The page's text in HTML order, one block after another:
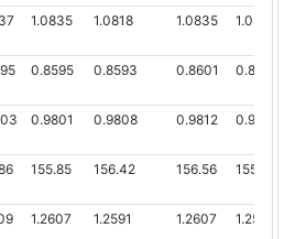
1.0835 1.0818 1.0835 1.0813
0.8595 0.8593 0.8601 0.859
0.9801 0.9808 0.9812 0.9798
155.85 156.42 156.56 155.81
1.2607 1.2591 1.2607 1.2582